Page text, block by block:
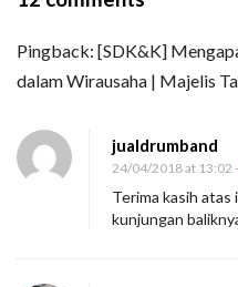
A
b
u
t
M
Pingback: [SDK&K]
dalam Wirausaha | Majelis
jualdrumband
24/04/2018 at 13:02
Terima kasih
kunjungan